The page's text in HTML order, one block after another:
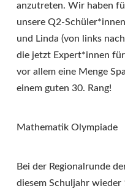
anzutreten. Wir haben
unsere Q2-
und Linda (von links
die jetzt Expert*innen
vor allem eine Menge
einem guten 30. Rang!
Mathematik Olympiade
Bei der Regionalrunde
diesem Schuljahr